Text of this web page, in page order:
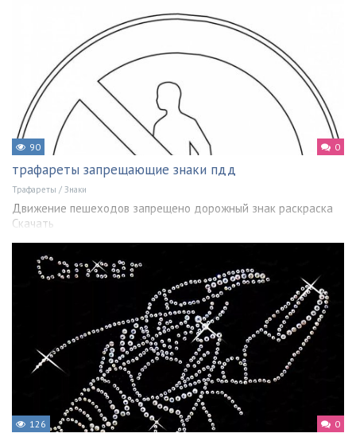
90 0
трафареты запрещающие знаки пдд
Трафареты / Знаки
Движение пешеходов запрещено дорожный знак раскраска
Скачать
126 0